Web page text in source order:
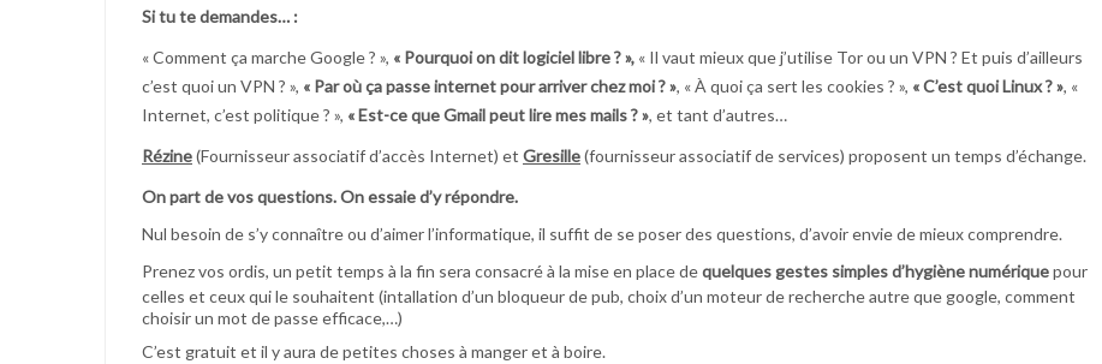
Si tu te demandes… :
« Comment ça marche Google ? », « Pourquoi on dit logiciel libre ? », « Il vaut mieux que j’utilise Tor ou un VPN ? Et puis d’ailleurs
c’est quoi un VPN ? », « Par où ça passe internet pour arriver chez moi ? », « À quoi ça sert les cookies ? », « C’est quoi Linux ? », «
Internet, c’est politique ? », « Est-ce que Gmail peut lire mes mails ? », et tant d’autres…
Rézine(Fournisseur associatif d’accès Internet) et Gresille(fournisseur associatif de services) proposent un temps d’échange.
On part de vos questions. On essaie d’y répondre.
Nul besoin de s’y connaître ou d’aimer l’informatique, il suffit de se poser des questions, d’avoir envie de mieux comprendre.
Prenez vos ordis, un petit temps à la fin sera consacré à la mise en place dequelques gestes simples d’hygiène numériquepour
celles et ceux qui le souhaitent (intallation d’un bloqueur de pub, choix d’un moteur de recherche autre que google, comment
choisir un mot de passe efficace,…)
C’est gratuit et il y aura de petites choses à manger et à boire.